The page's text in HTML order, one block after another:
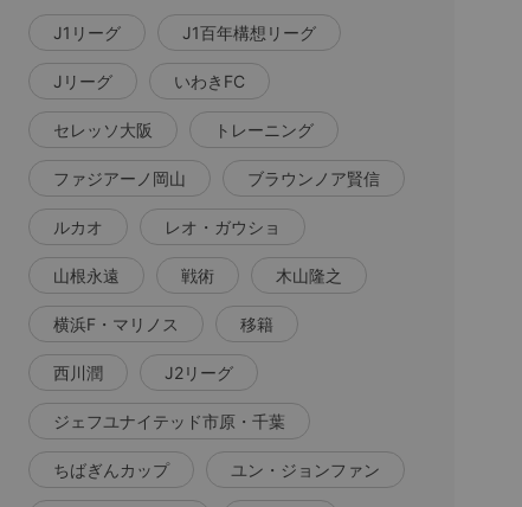
J1リーグ J1百年構想リーグ
Jリーグ いわきFC
セレッソ大阪 トレーニング
ファジアーノ岡山 ブラウンノア賢信
ルカオ レオ・ガウショ
山根永遠 戦術 木山隆之
横浜F・マリノス 移籍
西川潤 J2リーグ
ジェフユナイテッド市原・千葉
ちばぎんカップ ユン・ジョンファン